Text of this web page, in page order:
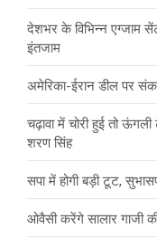
देशभर के विभिन्न एग्जाम
इंतजाम
अमेरिका-ईरान डील पर
चढ़ावा में चोरी हुई तो
शरण सिंह
सपा में होगी बड़ी टूट,
ओवैसी करेंगे सालार गाजी